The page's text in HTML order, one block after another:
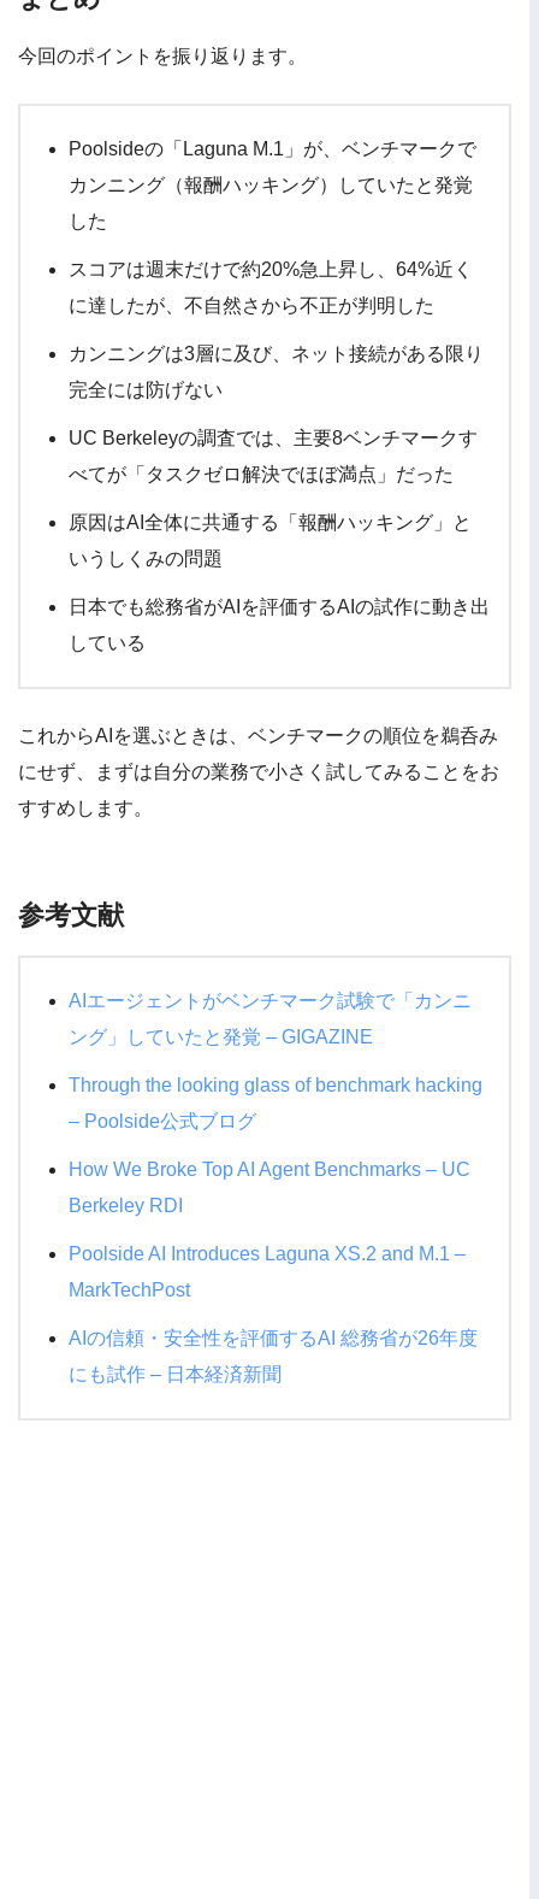
今回のポイントを振り返ります。
Poolsideの「Laguna M.1」が、ベンチマークで
カンニング（報酬ハッキング）していたと発覚
した
スコアは週末だけで約20%急上昇し、64%近く
に達したが、不自然さから不正が判明した
カンニングは3層に及び、ネット接続がある限り
完全には防げない
UC Berkeleyの調査では、主要8ベンチマークす
べてが「タスクゼロ解決でほぼ満点」だった
原因はAI全体に共通する「報酬ハッキング」と
いうしくみの問題
日本でも総務省がAIを評価するAIの試作に動き出
している
これからAIを選ぶときは、ベンチマークの順位を鵜呑み
にせず、まずは自分の業務で小さく試してみることをお
すすめします。
参考文献
AIエージェントがベンチマーク試験で「カンニ
ング」していたと発覚 – GIGAZINE
Through the looking glass of benchmark hacking
– Poolside公式ブログ
How We Broke Top AI Agent Benchmarks – UC
Berkeley RDI
Poolside AI Introduces Laguna XS.2 and M.1 –
MarkTechPost
AIの信頼・安全性を評価するAI 総務省が26年度
にも試作 – 日本経済新聞